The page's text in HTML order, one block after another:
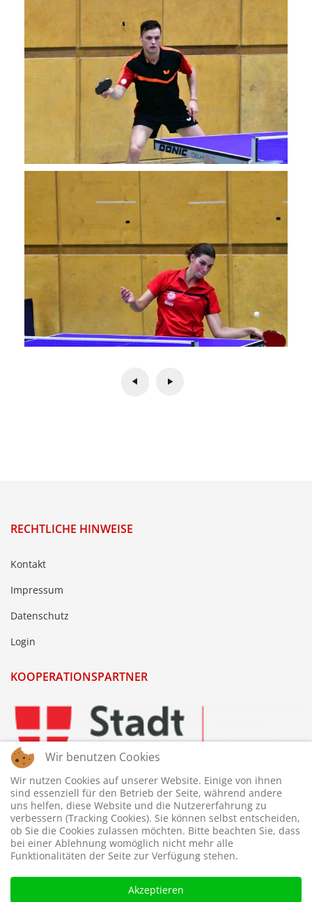
RECHTLICHE HINWEISE
Kontakt
Impressum
Datenschutz
Login
KOOPERATIONSPARTNER
Wir benutzen Cookies
Wir nutzen Cookies auf unserer Website. Einige von ihnen
sind essenziell für den Betrieb der Seite, während andere
uns helfen, diese Website und die Nutzererfahrung zu
verbessern (Tracking Cookies). Sie können selbst entscheiden,
ob Sie die Cookies zulassen möchten. Bitte beachten Sie, dass
bei einer Ablehnung womöglich nicht mehr alle
Funktionalitäten der Seite zur Verfügung stehen.
Akzeptieren